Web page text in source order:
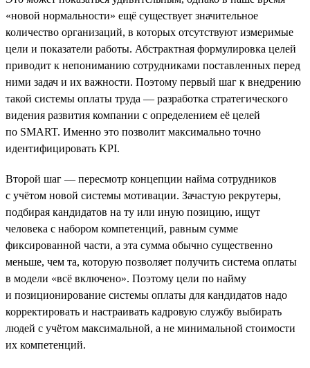
«новой нормальности» ещё существует значительное
количество организаций, в которых отсутствуют измеримые
цели и показатели работы. Абстрактная формулировка целей
приводит к непониманию сотрудниками поставленных перед
ними задач и их важности. Поэтому первый шаг к внедрению
такой системы оплаты труда — разработка стратегического
видения развития компании с определением её целей
по SMART. Именно это позволит максимально точно
идентифицировать KPI.
Второй шаг — пересмотр концепции найма сотрудников
с учётом новой системы мотивации. Зачастую рекрутеры,
подбирая кандидатов на ту или иную позицию, ищут
человека с набором компетенций, равным сумме
фиксированной части, а эта сумма обычно существенно
меньше, чем та, которую позволяет получить система оплаты
в модели «всё включено». Поэтому цели по найму
и позиционирование системы оплаты для кандидатов надо
корректировать и настраивать кадровую службу выбирать
людей с учётом максимальной, а не минимальной стоимости
их компетенций.